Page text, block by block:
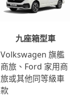
九座箱型車
Volkswagen 旗艦
商旅、Ford 家用商
旅或其他同等級車
款